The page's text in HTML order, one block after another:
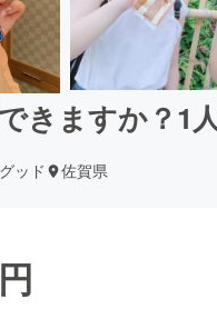
きますか？1
ッド 佐賀県
円